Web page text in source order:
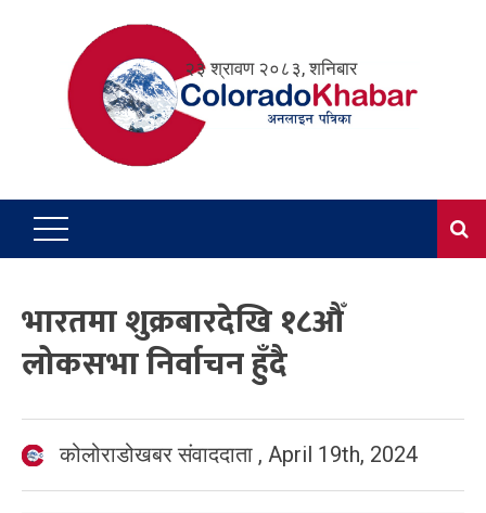
२३ श्रावण २०८३, शनिबार
भारतमा शुक्रबारदेखि १८औँ
लोकसभा निर्वाचन हुँदै
कोलोराडोखबर संवाददाता , April 19th, 2024